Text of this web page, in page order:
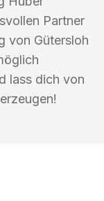
Partner
von Gütersloh
lass dich von